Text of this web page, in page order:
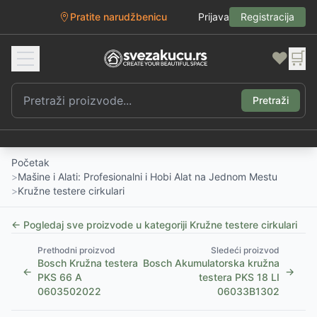
Pratite narudžbenicu Prijava Registracija
❤️ 🛒
Pretraži
Početak
>Mašine i Alati: Profesionalni i Hobi Alat na Jednom Mestu
>Kružne testere cirkulari
← Pogledaj sve proizvode u kategoriji Kružne testere cirkulari
←
Prethodni proizvod
Bosch Kružna testera
PKS 66 A
0603502022
Sledeći proizvod
Bosch Akumulatorska kružna
testera PKS 18 LI
06033B1302
→